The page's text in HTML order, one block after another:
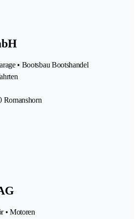
• Bootsbau Bootshandel
Romanshorn
• Motoren